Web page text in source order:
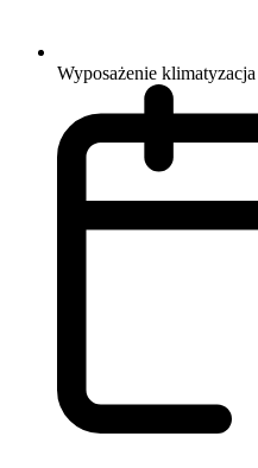
Wyposażenie klimatyzacja